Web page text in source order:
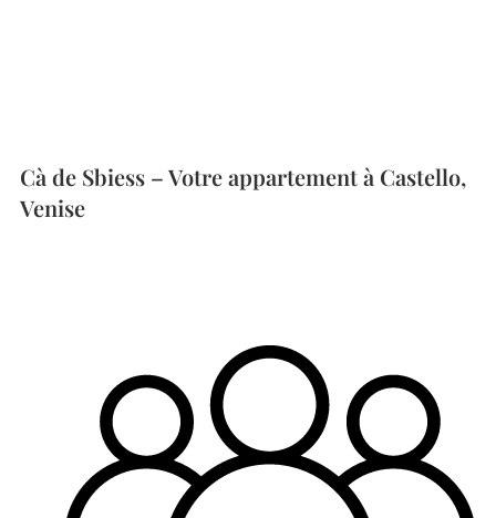
Cà de Sbiess – Votre appartement à Castello,
Venise